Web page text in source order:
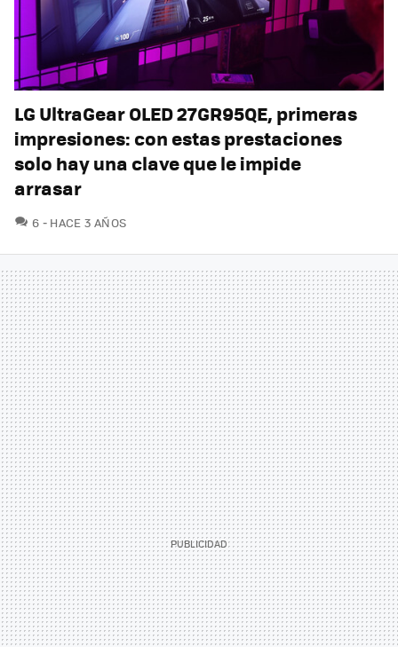
LG UltraGear OLED 27GR95QE, primeras
impresiones: con estas prestaciones
solo hay una clave que le impide
arrasar
6 COMENTARIOS
HACE 3 AÑOS